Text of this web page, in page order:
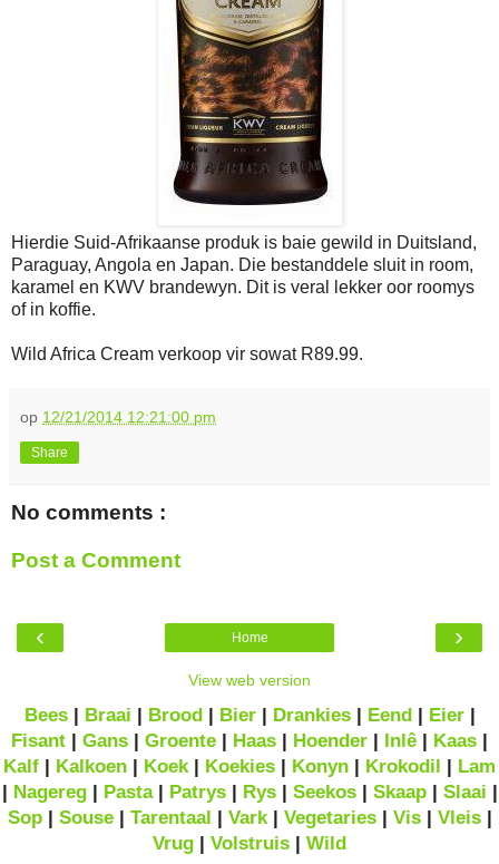
Hierdie Suid-Afrikaanse produk is baie gewild in Duitsland,
Paraguay, Angola en Japan. Die bestanddele sluit in room,
karamel en KWV brandewyn. Dit is veral lekker oor roomys
of in koffie.
Wild Africa Cream verkoop vir sowat R89.99.
op 12/21/2014 12:21:00 pm
Share
No comments :
Post a Comment
‹ ›
Home
View web version
Bees| Braai | Brood| Bier| Drankies| Eend| Eier|
Fisant | Gans | Groente | Haas | Hoender | Inlê | Kaas |
Kalf | Kalkoen | Koek | Koekies | Konyn | Krokodil | Lam
| Nagereg| Pasta| Patrys| Rys| Seekos| Skaap| Slaai |
Sop| Souse| Tarentaal | Vark| Vegetaries| Vis| Vleis|
Vrug | Volstruis | Wild